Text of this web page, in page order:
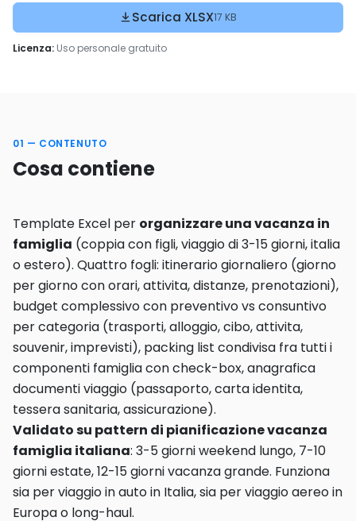
Scarica XLSX17 KB
Licenza: Uso personale gratuito
01 — CONTENUTO
Cosa contiene
Template Excel per organizzare una vacanza in
famiglia (coppia con figli, viaggio di 3-15 giorni, italia
o estero). Quattro fogli: itinerario giornaliero (giorno
per giorno con orari, attivita, distanze, prenotazioni),
budget complessivo con preventivo vs consuntivo
per categoria (trasporti, alloggio, cibo, attivita,
souvenir, imprevisti), packing list condivisa fra tutti i
componenti famiglia con check-box, anagrafica
documenti viaggio (passaporto, carta identita,
tessera sanitaria, assicurazione).
Validato su pattern di pianificazione vacanza
famiglia italiana: 3-5 giorni weekend lungo, 7-10
giorni estate, 12-15 giorni vacanza grande. Funziona
sia per viaggio in auto in Italia, sia per viaggio aereo in
Europa o long-haul.